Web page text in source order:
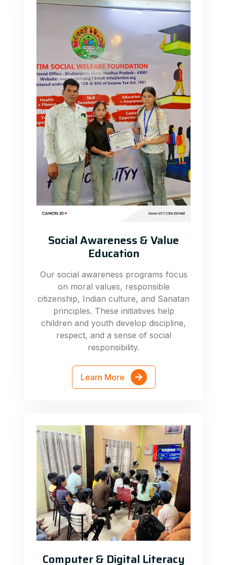
Social Awareness & Value
Education
Our social awareness programs focus
on moral values, responsible
citizenship, Indian culture, and Sanatan
principles. These initiatives help
children and youth develop discipline,
respect, and a sense of social
responsibility.
Learn More
Computer & Digital Literacy